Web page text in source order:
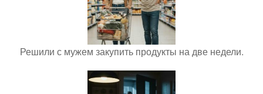
Решили с мужем закупить продукты на две недели.